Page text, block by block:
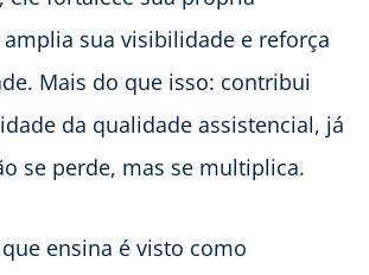
sua visibilidade e reforça
Mais do que isso: contribui
da qualidade assistencial, já
se perde, mas se multiplica.
ensina é visto como